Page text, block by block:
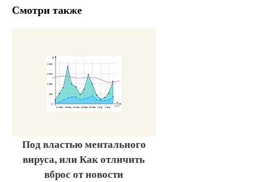
Смотри также
Под властью ментального
вируса, или Как отличить
вброс от новости